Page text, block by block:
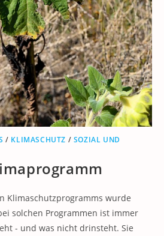
/ KLIMASCHUTZ / SOZIAL UND
Klimaschutzprogramms wurde
solchen Programmen ist immer
- und was nicht drinsteht. Sie